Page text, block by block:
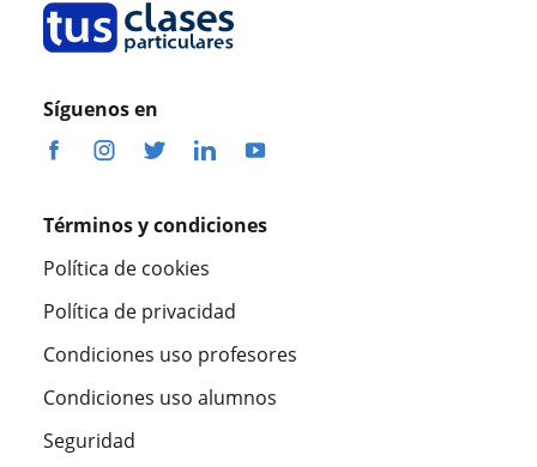
Síguenos en
Términos y condiciones
Política de cookies
Política de privacidad
Condiciones uso profesores
Condiciones uso alumnos
Seguridad